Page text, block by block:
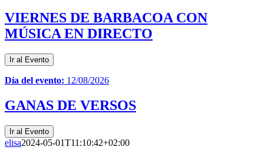
VIERNES DE BARBACOA CON
MÚSICA EN DIRECTO
Ir al Evento
Día del evento: 12/08/2026
GANAS DE VERSOS
Ir al Evento
elisa2024-05-01T11:10:42+02:00